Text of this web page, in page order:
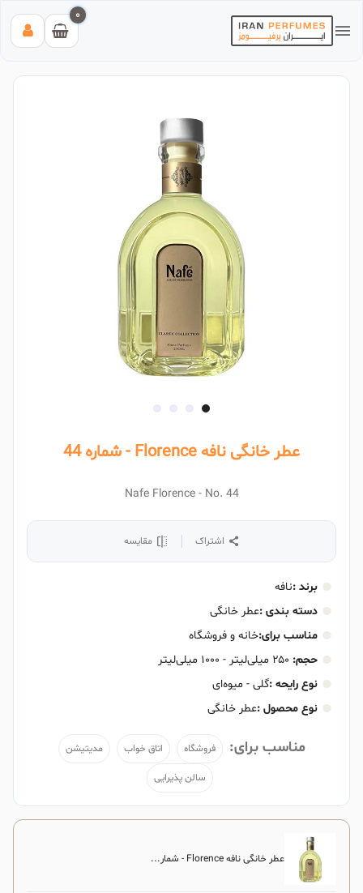
0
بیشترین جستجوی‌های اخیر:
#اینوکتوس پاکورابان
عطر خانگی نافه Florence - شماره 44
Nafe Florence - No. 44
اشتراک مقایسه
برند :نافه
دسته بندی :عطر خانگی
مناسب برای:خانه و فروشگاه
حجم:
نوع رایحه :گلی - میوه‌ای
نوع محصول :عطر خانگی
مناسب برای: فروشگاه اتاق خواب مدیتیشن
سالن پذیرایی
عطر خانگی نافه Florence - شمار...